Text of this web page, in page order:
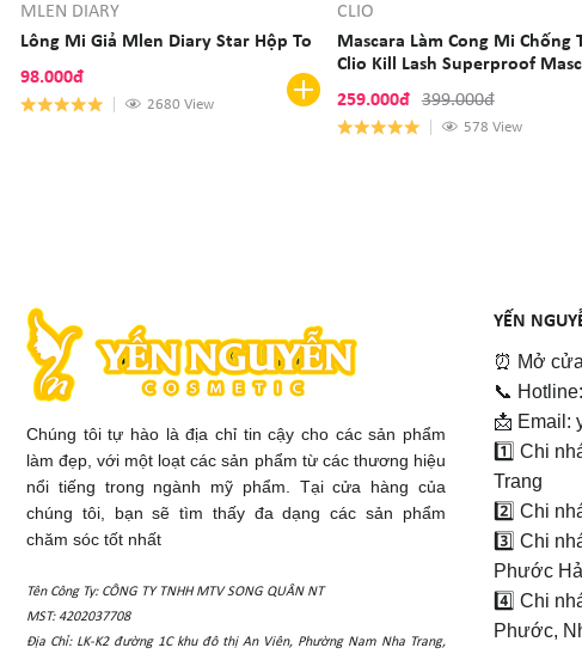
MLEN DIARY
Lông Mi Giả Mlen Diary Star Hộp To
98.000đ
2680 View
CLIO
Mascara Làm Cong Mi Chống
Clio Kill Lash Superproof
259.000đ
399.000đ
578 View
Chúng tôi tự hào là địa chỉ tin cậy cho các sản phẩm
làm đẹp, với một loạt các sản phẩm từ các thương hiệu
nổi tiếng trong ngành mỹ phẩm. Tại cửa hàng của
chúng tôi, bạn sẽ tìm thấy đa dạng các sản phẩm
chăm sóc tốt nhất
Tên Công Ty: CÔNG TY TNHH MTV SONG QUÂN NT
MST: 4202037708
Địa Chỉ: LK-K2 đường 1C khu đô thị An Viên, Phường Nam Nha Trang,
YẾN
⏰ Mở
📞
📩 Email:
1️⃣ Chi
Trang
2️⃣ Chi
3️⃣ Chi
Phước
4️⃣ Chi
Phước,